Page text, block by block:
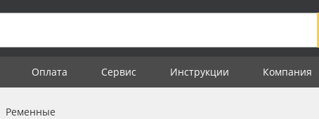
Оплата Сервис Инструкции Компания
Ременные